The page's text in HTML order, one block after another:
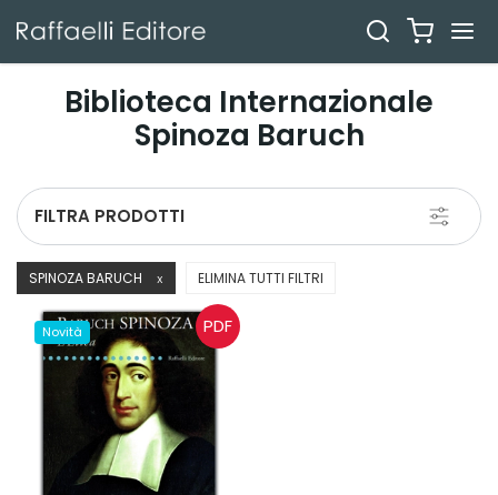
Biblioteca Internazionale
Spinoza Baruch
Toggle
FILTRA PRODOTTI
SPINOZA BARUCH X ELIMINA TUTTI FILTRI
Novità PDF